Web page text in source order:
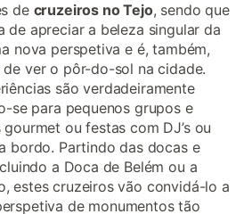
de cruzeiros no Tejo, sendo que
de apreciar a beleza singular da
nova perspetiva e é, também,
ver o pôr-do-sol na cidade.
são verdadeiramente
se para pequenos grupos e
ou festas com DJ’s ou
bordo. Partindo das docas e
a Doca de Belém ou a
estes cruzeiros vão convidá-lo a
de monumentos tão